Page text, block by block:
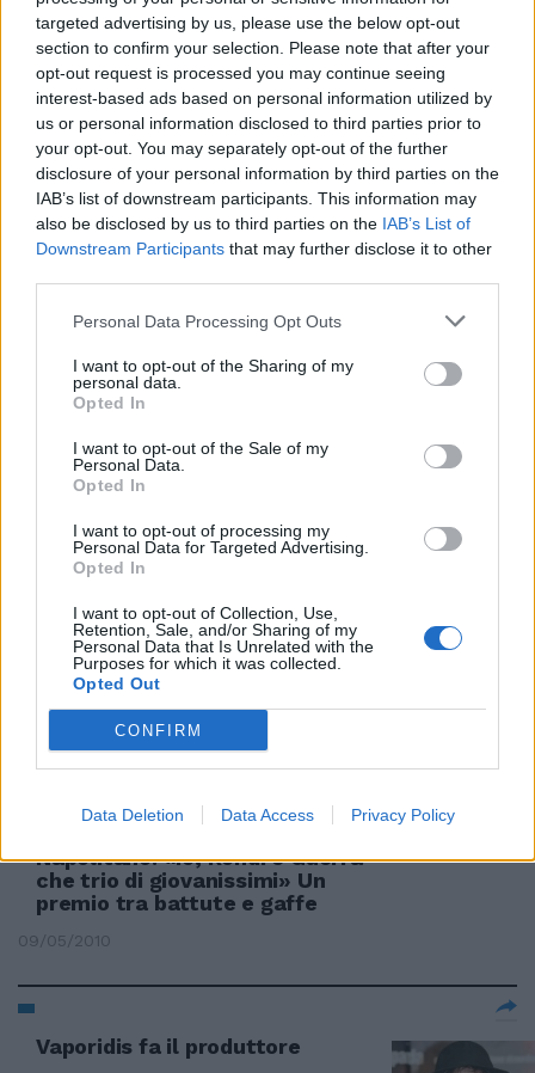
targeted advertising by us, please use the below opt-out
section to confirm your selection. Please note that after your
opt-out request is processed you may continue seeing
interest-based ads based on personal information utilized by
us or personal information disclosed to third parties prior to
your opt-out. You may separately opt-out of the further
disclosure of your personal information by third parties on the
IAB’s list of downstream participants. This information may
also be disclosed by us to third parties on the IAB’s List of
Downstream Participants that may further disclose it to other
Personal Data Processing Opt Outs
I want to opt-out of the Sharing of my
personal data.
Opted In
I want to opt-out of the Sale of my
Personal Data.
Opted In
I want to opt-out of processing my
Personal Data for Targeted Advertising.
Opted In
I want to opt-out of Collection, Use,
Retention, Sale, and/or Sharing of my
Personal Data that Is Unrelated with the
Purposes for which it was collected.
Opted Out
CONFIRM
Data Deletion Data Access Privacy Policy
Rondi per «chiarire tutto»
31/12/2011
Rondi: «Squadra vincente non si
cambia»
06/11/2011
Alemanno: «Nessun ministro ci
romperà le scatole». Rondi:
«Concordo»
Gian Luigi Rondi è il commissario
straordinario Siae
Rondi: «Un colpo terribile Amavo
una francese»
13/06/2010
Napolitano: «Io, Rondi e Guerra
che trio di giovanissimi» Un
premio tra battute e gaffe
09/05/2010
Vaporidis fa il produttore